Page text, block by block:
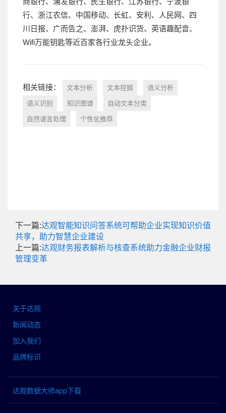
行、浙江农信、中国移动、长虹、安利、人民网、四
川日报、广而告之、澎湃、虎扑识货、英语趣配音、
Wifi万能钥匙等近百家各行业龙头企业。
相关链接： 文本分析 文本挖掘 语义分析
语义识别 知识图谱 自动文本分类
自然语言处理 个性化推荐
下一篇:达观智能知识问答系统可帮助企业实现知识价值
共享，助力智慧企业建设
上一篇:达观财务报表解析与核查系统助力金融企业财报
管理变革
关于达观
新闻动态
加入我们
品牌标识
达观数据大师app下载